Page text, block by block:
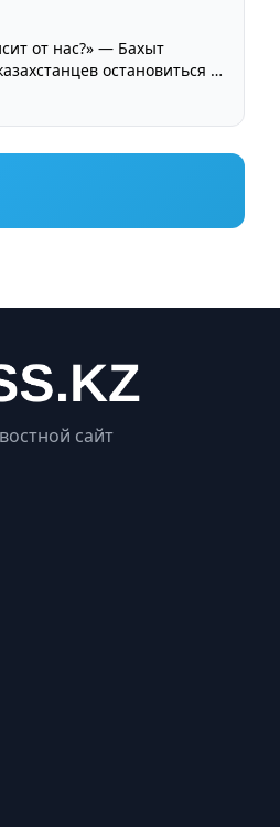
от нас?» — Бахыт
остановиться и
сайт